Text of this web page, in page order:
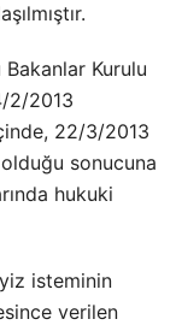
Kurulu
2/2013
22/3/2013
sonucuna
hukuki
isteminin
verilen